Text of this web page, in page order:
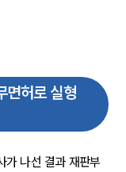
면허로 실형
가 나선 결과 재판부